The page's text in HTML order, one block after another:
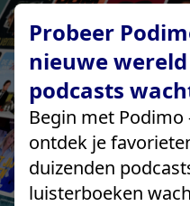
Probeer
nieuwe
podcasts
Begin met Podimo
ontdek je
duizenden
luisterboeken